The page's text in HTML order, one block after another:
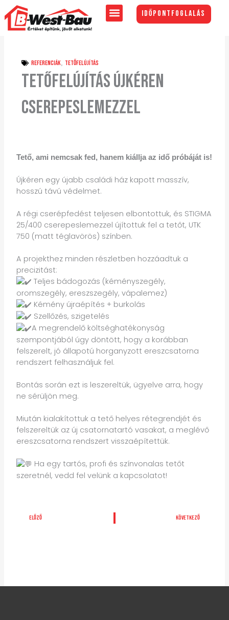
to
content
Időpontfoglalás
Referenciák Tetőfelújítás
Tetőfelújítás Újkéren
Cserepeslemezzel
Tető, ami nemcsak fed, hanem kiállja az idő próbáját is!
Újkéren egy újabb családi ház kapott masszív,
hosszú távú védelmet.
A régi cserépfedést teljesen elbontottuk, és STIGMA
25/400 cserepeslemezzel újítottuk fel a tetőt, UTK
750 (matt téglavörös) színben.
A projekthez minden részletben hozzáadtuk a
precizitást:
Teljes bádogozás (kéményszegély,
oromszegély, ereszszegély, vápalemez)
Kémény újraépítés + burkolás
Szellőzés, szigetelés
A megrendelő költséghatékonyság
szempontjából úgy döntött, hogy a korábban
felszerelt, jó állapotú horganyzott ereszcsatorna
rendszert felhasználjuk fel.
Bontás során ezt is leszereltük, ügyelve arra, hogy
ne sérüljön meg.
Miután kialakítottuk a tető helyes rétegrendjét és
felszereltük az új csatornatartó vasakat, a meglévő
ereszcsatorna rendszert visszaépítettük.
Ha egy tartós, profi és színvonalas tetőt
szeretnél, vedd fel velünk a kapcsolatot!
Előző
ELŐZŐ KÖVETKEZŐ